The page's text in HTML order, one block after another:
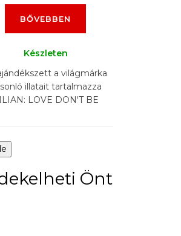
BŐVEBBEN
Készleten
a világmárka
illatait tartalmazza
LOVE DON'T BE
OF IMMORTALITY,
Önt